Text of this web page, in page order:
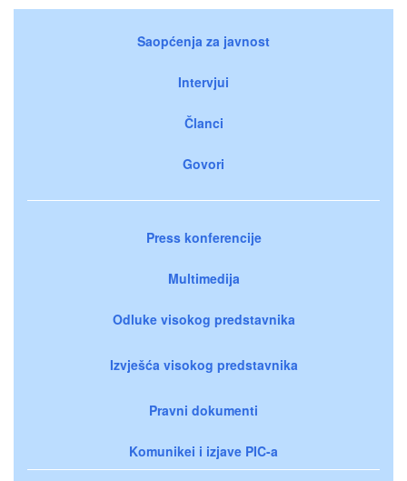
Saopćenja za javnost
Intervjui
Članci
Govori
Press konferencije
Multimedija
Odluke visokog predstavnika
Izvješća visokog predstavnika
Pravni dokumenti
Komunikei i izjave PIC-a